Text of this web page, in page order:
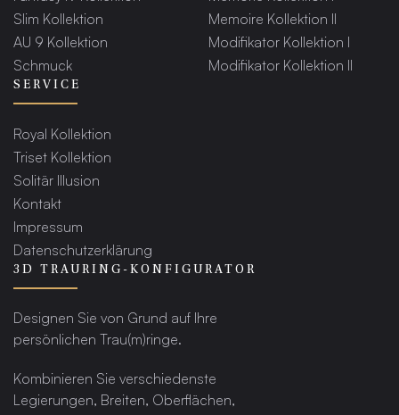
Slim Kollektion
AU 9 Kollektion
Schmuck
Memoire Kollektion II
Modifikator Kollektion I
Modifikator Kollektion II
SERVICE
Royal Kollektion
Triset Kollektion
Solitär Illusion
Kontakt
Impressum
Datenschutzerklärung
3D TRAURING-KONFIGURATOR
Designen Sie von Grund auf Ihre
persönlichen Trau(m)ringe.
Kombinieren Sie verschiedenste
Legierungen, Breiten, Oberflächen,